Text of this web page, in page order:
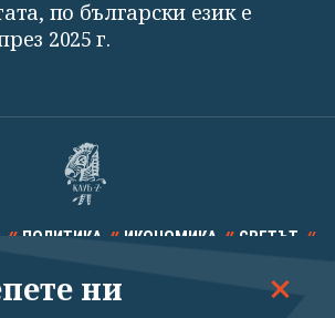
по български език е
2025 г.
ПОЛИТИКА ИКОНОМИКА СВЕТЪТ
ТЕХНОЛОГИИ КАЛЕЙДОСКОП
ни